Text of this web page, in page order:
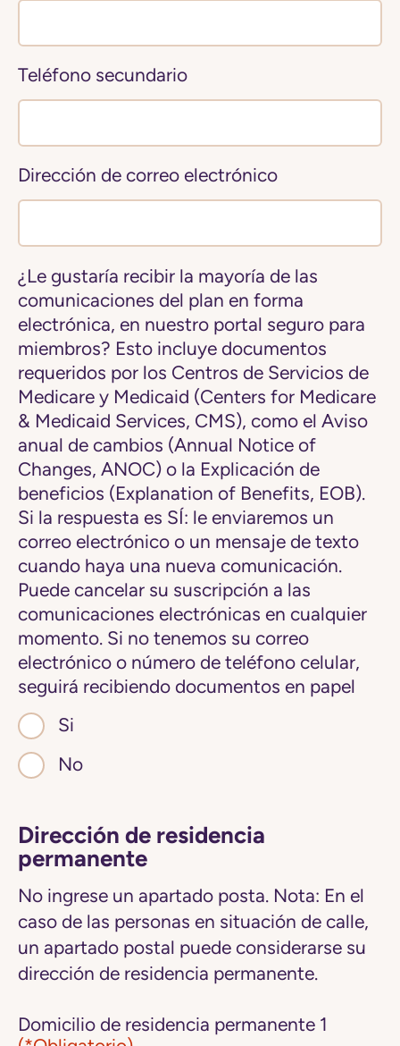
Teléfono secundario
Dirección de correo electrónico
¿Le gustaría recibir la mayoría de las
comunicaciones del plan en forma
electrónica, en nuestro portal seguro para
miembros? Esto incluye documentos
requeridos por los Centros de Servicios de
Medicare y Medicaid (Centers for Medicare
& Medicaid Services, CMS), como el Aviso
anual de cambios (Annual Notice of
Changes, ANOC) o la Explicación de
beneficios (Explanation of Benefits, EOB).
Si la respuesta es SÍ: le enviaremos un
correo electrónico o un mensaje de texto
cuando haya una nueva comunicación.
Puede cancelar su suscripción a las
comunicaciones electrónicas en cualquier
momento. Si no tenemos su correo
electrónico o número de teléfono celular,
seguirá recibiendo documentos en papel
Si
No
Dirección de residencia
permanente
No ingrese un apartado posta. Nota: En el
caso de las personas en situación de calle,
un apartado postal puede considerarse su
dirección de residencia permanente.
Domicilio de residencia permanente 1